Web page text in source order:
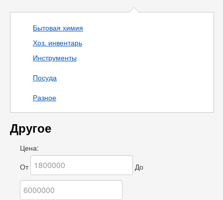
Бытовая химия
Хоз. инвентарь
Инструменты
Посуда
Разное
Другое
Цена:
От
До